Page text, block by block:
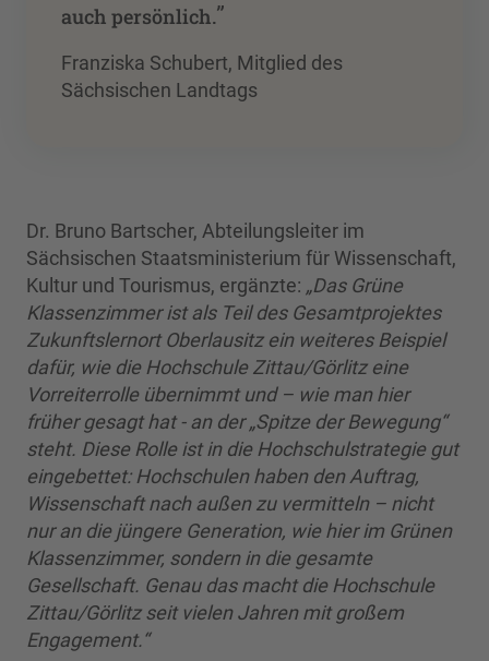
auch persönlich.”
Franziska Schubert, Mitglied des
Sächsischen Landtags
Dr. Bruno Bartscher, Abteilungsleiter im
Sächsischen Staatsministerium für Wissenschaft,
Kultur und Tourismus, ergänzte: „Das Grüne
Klassenzimmer ist als Teil des Gesamtprojektes
Zukunftslernort Oberlausitz ein weiteres Beispiel
dafür, wie die Hochschule Zittau/Görlitz eine
Vorreiterrolle übernimmt und – wie man hier
früher gesagt hat - an der „Spitze der Bewegung“
steht. Diese Rolle ist in die Hochschulstrategie gut
eingebettet: Hochschulen haben den Auftrag,
Wissenschaft nach außen zu vermitteln – nicht
nur an die jüngere Generation, wie hier im Grünen
Klassenzimmer, sondern in die gesamte
Gesellschaft. Genau das macht die Hochschule
Zittau/Görlitz seit vielen Jahren mit großem
Engagement.“